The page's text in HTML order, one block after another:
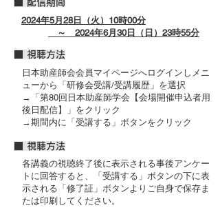
■ 配信期間
2024年5月28日（火）10時00分
～ 2024年6月30日（日）23時55分
​■ 視聴方法
日本助産師会会員マイページへログインしメニ
ューから「研修会受講/受講履歴」を選択
→「第80回日本助産師学会【会場開催申込者用
後日配信】」をクリック
→期間内に「受講する」ボタンをクリック
​■ 視聴方法
各講義の視聴終了後に表示される事後アンケー
トに回答すると、「受講する」ボタンの下に表
示される「修了証」ボタンよりご自身で保存ま
たは印刷してください。